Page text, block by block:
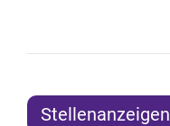
Stellenanzeigen